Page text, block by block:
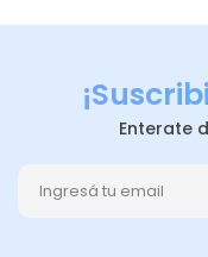
Enterate